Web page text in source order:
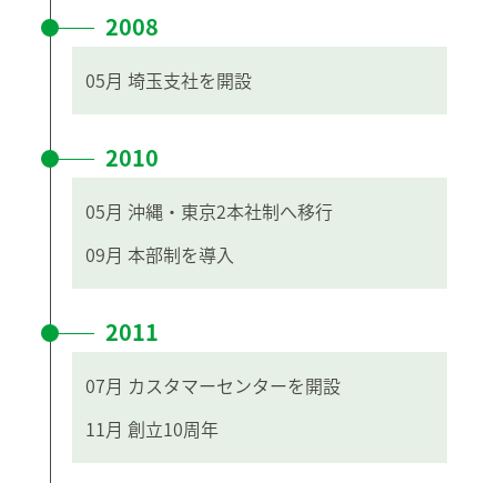
2008
05月 埼玉支社を開設
2010
05月 沖縄・東京2本社制へ移行
09月 本部制を導入
2011
07月 カスタマーセンターを開設
11月 創立10周年